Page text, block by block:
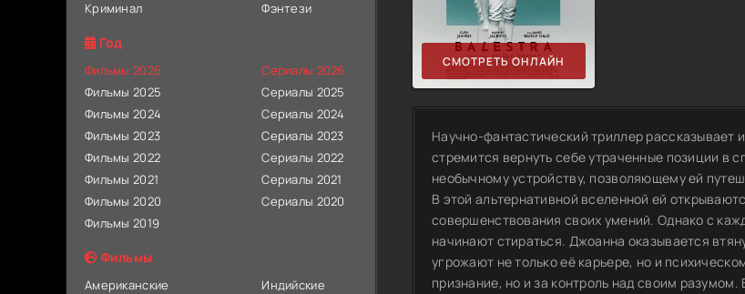
Криминал
Фэнтези
Год
Фильмы 2026
Фильмы 2025
Фильмы 2024
Фильмы 2023
Фильмы 2022
Фильмы 2021
Фильмы 2020
Фильмы 2019
Сериалы 2026
Сериалы 2025
Сериалы 2024
Сериалы 2023
Сериалы 2022
Сериалы 2021
Сериалы 2020
Фильмы
Американские
Индийские
СМОТРЕТЬ ОНЛАЙН
Научно-фантастический триллер
стремится вернуть себе утраченные позиции в
необычному устройству, позволяющему ей
В этой альтернативной вселенной ей
совершенствования своих умений. Однако с
начинают стираться. Джоанна оказывается
угрожают не только её карьере, но и
признание, но и за контроль над своим